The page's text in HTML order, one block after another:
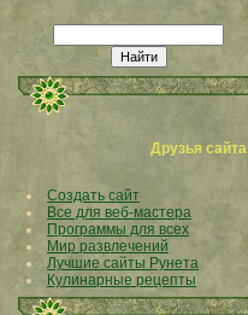
Друзья сайта
Создать сайт
Все для веб-мастера
Программы для всех
Мир развлечений
Лучшие сайты Рунета
Кулинарные рецепты